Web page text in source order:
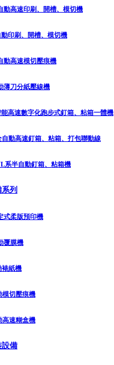
動高速印刷、開槽、模切機
印刷、開槽、模切機
動高速模切壓痕機
薄刀分紙壓線機
高速數字化跑步式釘箱、粘箱一體機
動高速釘箱、粘箱、打包聯動線
系半自動釘箱、粘箱機
列
式柔版預印機
覆膜機
裱紙機
模切壓痕機
高速糊盒機
設備